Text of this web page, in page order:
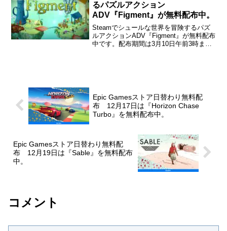
るパズルアクション
ADV『Figment』が無料配布中。
Steamでシュールな世界を冒険するパズ
ルアクションADV『Figment』が無料配布
中です。配布期間は3月10日午前3時ま
Epic Gamesストア日替わり無料配
布 12月17日は『Horizon Chase
Turbo』を無料配布中。
Epic Gamesストア日替わり無料配
布 12月19日は『Sable』を無料配布
中。
コメント